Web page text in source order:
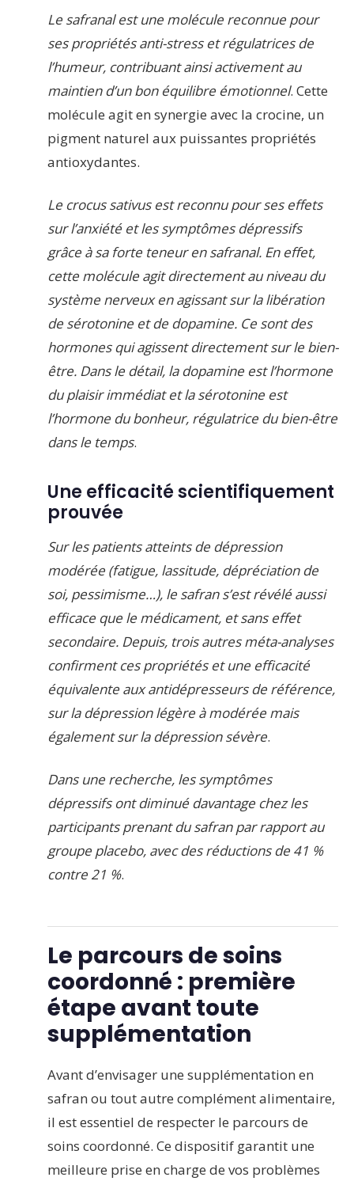
Le safranal est une molécule reconnue pour
ses propriétés anti-stress et régulatrices de
l’humeur, contribuant ainsi activement au
maintien d’un bon équilibre émotionnel. Cette
molécule agit en synergie avec la crocine, un
pigment naturel aux puissantes propriétés
antioxydantes.
Le crocus sativus est reconnu pour ses effets
sur l’anxiété et les symptômes dépressifs
grâce à sa forte teneur en safranal. En effet,
cette molécule agit directement au niveau du
système nerveux en agissant sur la libération
de sérotonine et de dopamine. Ce sont des
hormones qui agissent directement sur le bien-
être. Dans le détail, la dopamine est l’hormone
du plaisir immédiat et la sérotonine est
l’hormone du bonheur, régulatrice du bien-être
dans le temps.
Une efficacité scientifiquement
prouvée
Sur les patients atteints de dépression
modérée (fatigue, lassitude, dépréciation de
soi, pessimisme…), le safran s’est révélé aussi
efficace que le médicament, et sans effet
secondaire. Depuis, trois autres méta-analyses
confirment ces propriétés et une efficacité
équivalente aux antidépresseurs de référence,
sur la dépression légère à modérée mais
également sur la dépression sévère.
Dans une recherche, les symptômes
dépressifs ont diminué davantage chez les
participants prenant du safran par rapport au
groupe placebo, avec des réductions de 41 %
contre 21 %.
Le parcours de soins
coordonné : première
étape avant toute
supplémentation
Avant d’envisager une supplémentation en
safran ou tout autre complément alimentaire,
il est essentiel de respecter le parcours de
soins coordonné. Ce dispositif garantit une
meilleure prise en charge de vos problèmes